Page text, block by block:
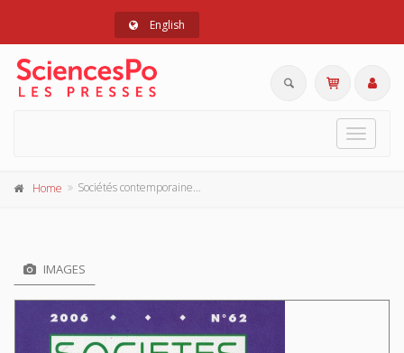
English
Toggle
Home Sociétés contemporaines n° 62 2006
IMAGES